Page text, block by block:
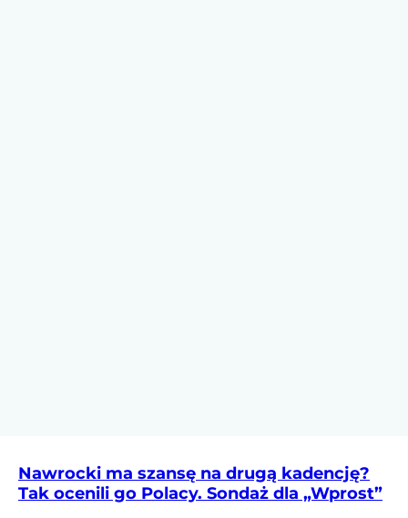
Nawrocki ma szansę na drugą kadencję?
Tak ocenili go Polacy. Sondaż dla „Wprost”